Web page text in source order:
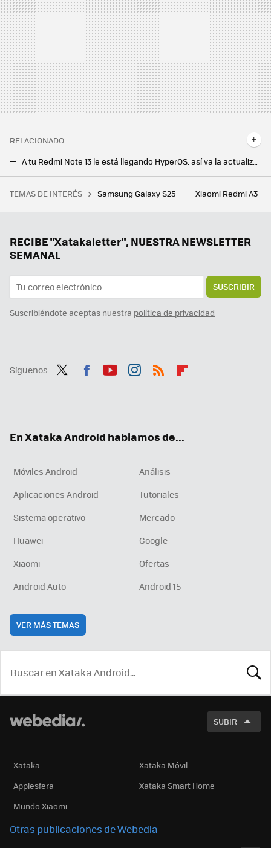
RELACIONADO
A tu Redmi Note 13 le está llegando HyperOS: así va la actualización desde MIUI 14
Estas son las funciones de IA que recibirán los Samsung Galaxy S21 y Z Flip 3 con One UI 6.1: son más de las que esperábamos
Si tienes unos viejos altavoces de PC tienes un tesoro: puedes aprovecharlos en tu móvil. Sólo necesitas un accesorio
TEMAS DE INTERÉS Samsung Galaxy S25 Xiaomi Redmi A3
RECIBE "Xatakaletter", NUESTRA NEWSLETTER
SEMANAL
SUSCRIBIR
Suscribiéndote aceptas nuestra política de privacidad
Síguenos
En Xataka Android hablamos de...
Móviles Android
Análisis
Aplicaciones Android
Tutoriales
Sistema operativo
Mercado
Huawei
Google
Xiaomi
Ofertas
Android Auto
Android 15
VER MÁS TEMAS
SUBIR
Xataka
Xataka Móvil
Applesfera
Xataka Smart Home
Mundo Xiaomi
Otras publicaciones de Webedia